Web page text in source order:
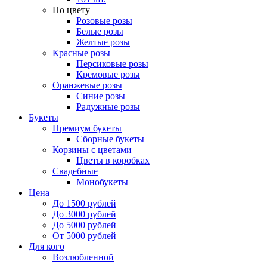
По цвету
Розовые розы
Белые розы
Желтые розы
Красные розы
Персиковые розы
Кремовые розы
Оранжевые розы
Синие розы
Радужные розы
Букеты
Премиум букеты
Сборные букеты
Корзины с цветами
Цветы в коробках
Свадебные
Монобукеты
Цена
До 1500 рублей
До 3000 рублей
До 5000 рублей
От 5000 рублей
Для кого
Возлюбленной